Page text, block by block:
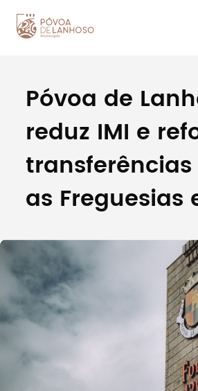
Procurar
Tipo de conteúdo
Filtros
Póvoa de
reduz IMI e
as Freguesias